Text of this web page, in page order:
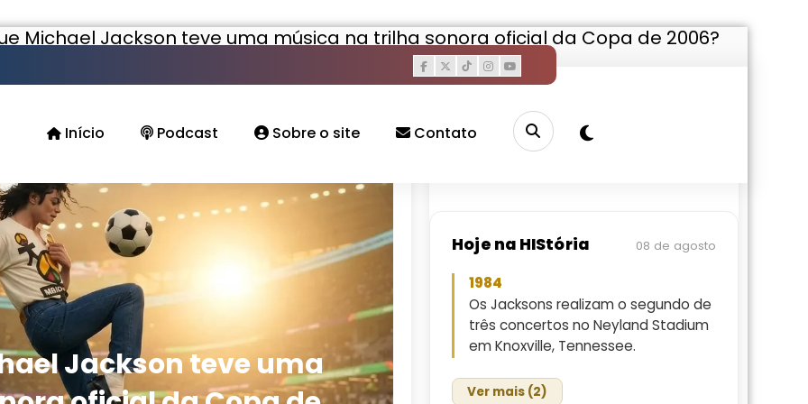
Início
Podcast Sobre o site Contato
Michael Jackson teve uma música na trilha sonora oficial da Copa de 2006?
Jackson teve uma
Hoje na HIStória 08 de agosto
1984
Os Jacksons realizam o segundo de
três concertos no Neyland Stadium
em Knoxville, Tennessee.
Ver mais (2)